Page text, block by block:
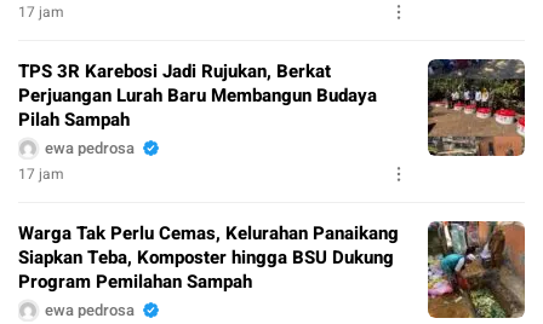
17 jam
TPS 3R Karebosi Jadi Rujukan, Berkat
Perjuangan Lurah Baru Membangun Budaya
Pilah Sampah
ewa pedrosa
17 jam
Warga Tak Perlu Cemas, Kelurahan Panaikang
Siapkan Teba, Komposter hingga BSU Dukung
Program Pemilahan Sampah
ewa pedrosa